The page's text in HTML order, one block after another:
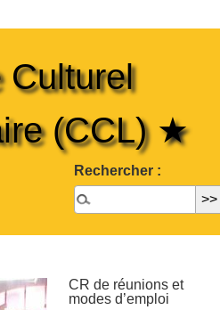
Culturel
(CCL) ★
Rechercher :
CR de réunions et
modes d’emploi